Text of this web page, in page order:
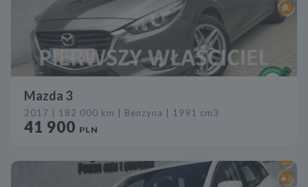
Mazda 3
2017 | 182 000 km | Benzyna | 1991 cm3
41 900 PLN